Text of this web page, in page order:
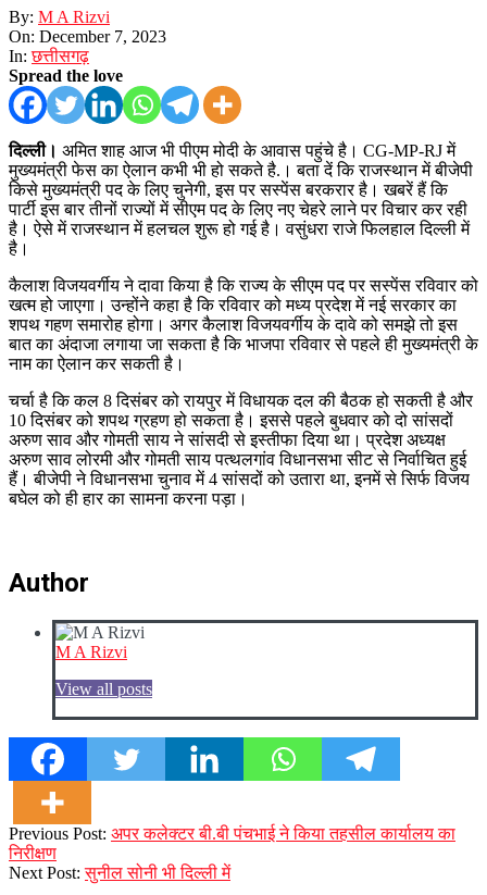
By: M A Rizvi
On: December 7, 2023
In: छत्तीसगढ़
Spread the love
दिल्ली। अमित शाह आज भी पीएम मोदी के आवास पहुंचे है। CG-MP-RJ में
मुख्यमंत्री फेस का ऐलान कभी भी हो सकते है.। बता दें कि राजस्थान में बीजेपी
किसे मुख्यमंत्री पद के लिए चुनेगी, इस पर सस्पेंस बरकरार है। खबरें हैं कि
पार्टी इस बार तीनों राज्यों में सीएम पद के लिए नए चेहरे लाने पर विचार कर रही
है। ऐसे में राजस्थान में हलचल शुरू हो गई है। वसुंधरा राजे फिलहाल दिल्ली में
है।
कैलाश विजयवर्गीय ने दावा किया है कि राज्य के सीएम पद पर सस्पेंस रविवार को
खत्म हो जाएगा। उन्होंने कहा है कि रविवार को मध्य प्रदेश में नई सरकार का
शपथ गहण समारोह होगा। अगर कैलाश विजयवर्गीय के दावे को समझे तो इस
बात का अंदाजा लगाया जा सकता है कि भाजपा रविवार से पहले ही मुख्यमंत्री के
नाम का ऐलान कर सकती है।
चर्चा है कि कल 8 दिसंबर को रायपुर में विधायक दल की बैठक हो सकती है और
10 दिसंबर को शपथ ग्रहण हो सकता है। इससे पहले बुधवार को दो सांसदों
अरुण साव और गोमती साय ने सांसदी से इस्तीफा दिया था। प्रदेश अध्यक्ष
अरुण साव लोरमी और गोमती साय पत्थलगांव विधानसभा सीट से निर्वाचित हुई
हैं। बीजेपी ने विधानसभा चुनाव में 4 सांसदों को उतारा था, इनमें से सिर्फ विजय
बघेल को ही हार का सामना करना पड़ा।
Author
M A Rizvi
View all posts
2023-
12-
07
Previous Post: अपर कलेक्टर बी.बी पंचभाई ने किया तहसील कार्यालय का
निरीक्षण
Next Post:सुनील सोनी भी दिल्ली में